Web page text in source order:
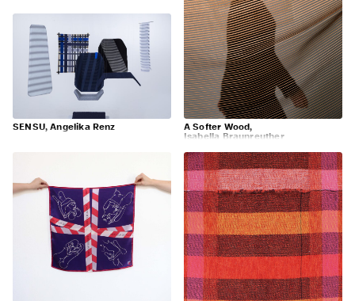
SENSU, Angelika Renz A Softer Wood,
Isabella Braunreuther